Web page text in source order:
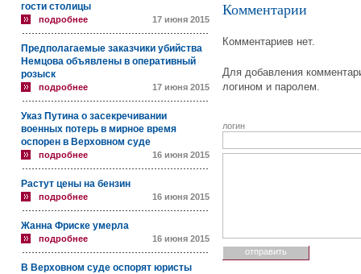
гости столицы
подробнее 17 июня 2015
Предполагаемые заказчики убийства
Немцова объявлены в оперативный
розыск
подробнее 17 июня 2015
Указ Путина о засекречивании
военных потерь в мирное время
оспорен в Верховном суде
подробнее 16 июня 2015
Растут цены на бензин
подробнее 16 июня 2015
Жанна Фриске умерла
подробнее 16 июня 2015
В Верховном суде оспорят юристы
Комментарии
Комментариев нет.
Для добавления
логином и паролем.
логин